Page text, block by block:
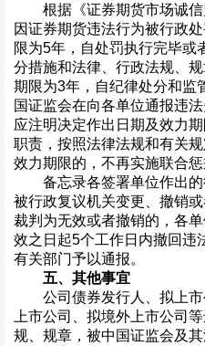
根据《证券期货市场诚信
因证券期货违法行为被行政
限为5年，自处罚执行完毕或
分措施和法律、行政法规、
期限为3年，自纪律处分和监
国证监会在向各单位通报违
应注明决定作出日期及效力
职责，按照法律法规和有关
效力期限的，不再实施联合惩
备忘录各签署单位作出的
被行政复议机关变更、撤销
裁判为无效或者撤销的，各
效之日起5个工作日内撤回违
有关部门予以通报。
五、其他事宜
公司债券发行人、拟上市
上市公司、拟境外上市公司
规、规章，被中国证监会及